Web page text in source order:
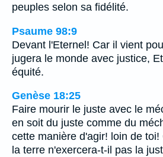
peuples selon sa fidélité.
Psaume 98:9
Devant l'Eternel! Car il vient
jugera le monde avec justice,
équité.
Genèse 18:25
Faire mourir le juste avec le
en soit du juste comme du
cette manière d'agir! loin de
la terre n'exercera-t-il pas la